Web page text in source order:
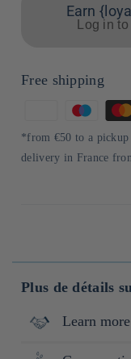
Earn
Log in
Free shipping
of
payment
*from €50 to a
delivery in France
Plus de détails
Learn